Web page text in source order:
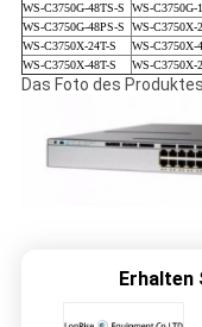
WS-C3750G-48TS-S
WS-C3750G-
WS-C3750G-48PS-S
WS-C3750X-
WS-C3750X-24T-S
WS-C3750X-
WS-C3750X-48T-S
WS-C3750X-
Das Foto des
Erhalten